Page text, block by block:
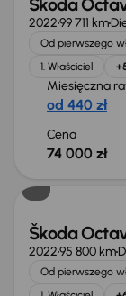
Škoda
202299 711 km
Od pierwszego
1. Właściciel
Miesięczna
od 440 zł
Cena
74 000 zł
Škoda
202295 800 km
Od pierwszego